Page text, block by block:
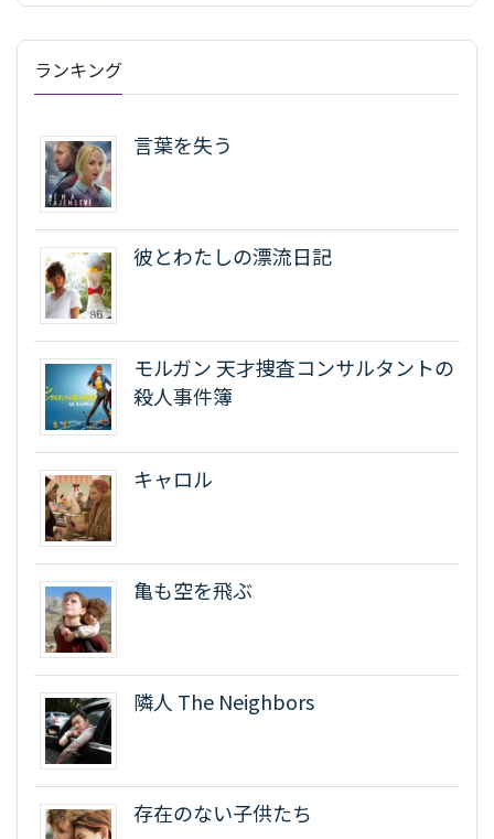
ランキング
言葉を失う
彼とわたしの漂流日記
モルガン 天才捜査コンサルタントの
殺人事件簿
キャロル
亀も空を飛ぶ
隣人 The Neighbors
存在のない子供たち